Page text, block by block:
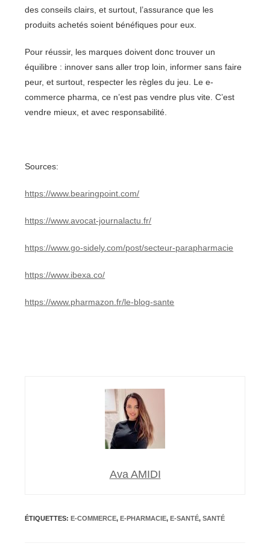
des conseils clairs, et surtout, l’assurance que les
produits achetés soient bénéfiques pour eux.
Pour réussir, les marques doivent donc trouver un
équilibre : innover sans aller trop loin, informer sans faire
peur, et surtout, respecter les règles du jeu. Le e-
commerce pharma, ce n’est pas vendre plus vite. C’est
vendre mieux, et avec responsabilité.
Sources:
https://www.bearingpoint.com/
https://www.avocat-journalactu.fr/
https://www.go-sidely.com/post/secteur-parapharmacie
https://www.ibexa.co/
https://www.pharmazon.fr/le-blog-sante
Ava AMIDI
ÉTIQUETTES:E-COMMERCE, E-PHARMACIE, E-SANTÉ, SANTÉ